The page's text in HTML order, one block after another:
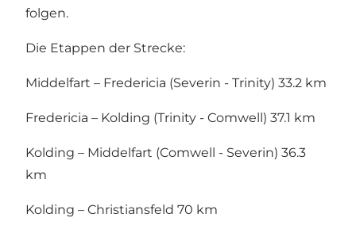
folgen.
Die Etappen der Strecke:
Middelfart – Fredericia (Severin - Trinity) 33.2 km
Fredericia – Kolding (Trinity - Comwell) 37.1 km
Kolding – Middelfart (Comwell - Severin) 36.3
km
Kolding – Christiansfeld 70 km